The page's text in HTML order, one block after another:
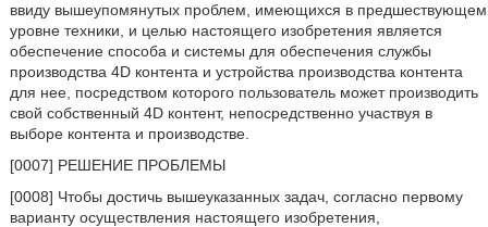
ввиду вышеупомянутых проблем, имеющихся в предшествующем
уровне техники, и целью настоящего изобретения является
обеспечение способа и системы для обеспечения службы
производства 4D контента и устройства производства контента
для нее, посредством которого пользователь может производить
свой собственный 4D контент, непосредственно участвуя в
выборе контента и производстве.
[0007] РЕШЕНИЕ ПРОБЛЕМЫ
[0008] Чтобы достичь вышеуказанных задач, согласно первому
варианту осуществления настоящего изобретения,